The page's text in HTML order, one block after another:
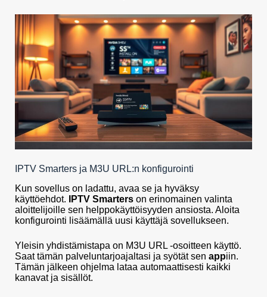
IPTV Smarters ja M3U URL:n konfigurointi
Kun sovellus on ladattu, avaa se ja hyväksy
käyttöehdot.
IPTV Smarters on erinomainen valinta
aloittelijoille sen helppokäyttöisyyden ansiosta. Aloita
konfigurointi lisäämällä uusi käyttäjä sovellukseen.
Yleisin yhdistämistapa on M3U URL -osoitteen käyttö.
Saat tämän palveluntarjoajaltasi ja syötät sen appiin.
Tämän jälkeen ohjelma lataa automaattisesti kaikki
kanavat ja sisällöt.